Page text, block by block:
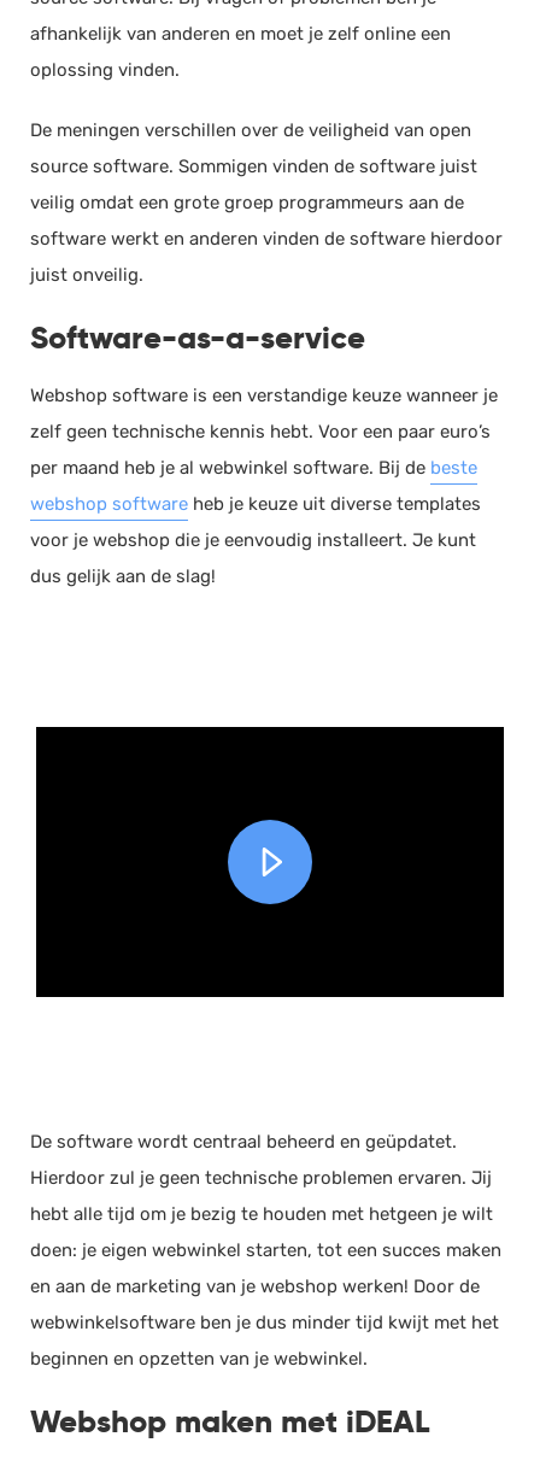
afhankelijk van anderen en moet je zelf online een
oplossing vinden.
De meningen verschillen over de veiligheid van open
source software. Sommigen vinden de software juist
veilig omdat een grote groep programmeurs aan de
software werkt en anderen vinden de software hierdoor
juist onveilig.
Software-as-a-service
Webshop software is een verstandige keuze wanneer je
zelf geen technische kennis hebt. Voor een paar euro’s
per maand heb je al webwinkel software. Bij de beste
webshop software heb je keuze uit diverse templates
voor je webshop die je eenvoudig installeert. Je kunt
dus gelijk aan de slag!
De software wordt centraal beheerd en geüpdatet.
Hierdoor zul je geen technische problemen ervaren. Jij
hebt alle tijd om je bezig te houden met hetgeen je wilt
doen: je eigen webwinkel starten, tot een succes maken
en aan de marketing van je webshop werken! Door de
webwinkelsoftware ben je dus minder tijd kwijt met het
beginnen en opzetten van je webwinkel.
Webshop maken met iDEAL